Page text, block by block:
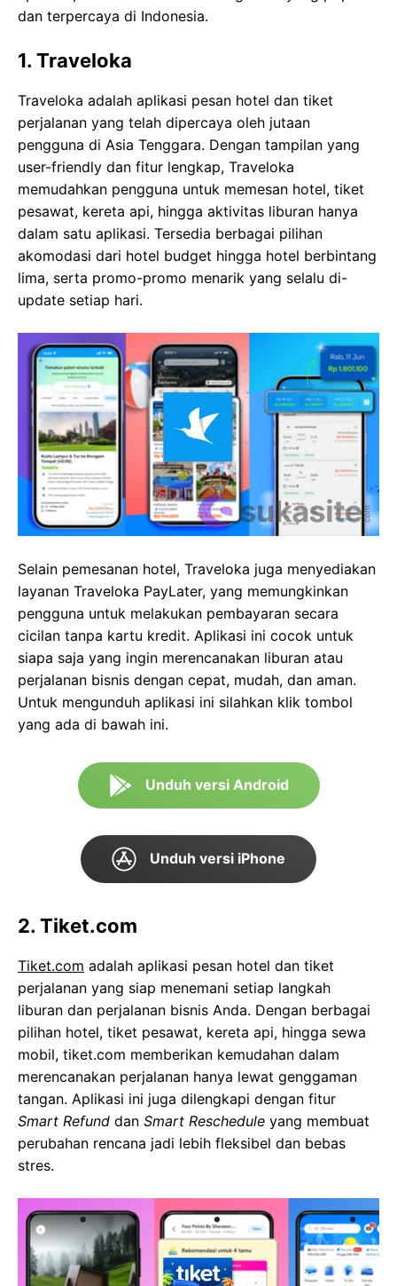
dan terpercaya di Indonesia.
1. Traveloka
Traveloka adalah aplikasi pesan hotel dan tiket
perjalanan yang telah dipercaya oleh jutaan
pengguna di Asia Tenggara. Dengan tampilan yang
user-friendly dan fitur lengkap, Traveloka
memudahkan pengguna untuk memesan hotel, tiket
pesawat, kereta api, hingga aktivitas liburan hanya
dalam satu aplikasi. Tersedia berbagai pilihan
akomodasi dari hotel budget hingga hotel berbintang
lima, serta promo-promo menarik yang selalu di-
update setiap hari.
Selain pemesanan hotel, Traveloka juga menyediakan
layanan Traveloka PayLater, yang memungkinkan
pengguna untuk melakukan pembayaran secara
cicilan tanpa kartu kredit. Aplikasi ini cocok untuk
siapa saja yang ingin merencanakan liburan atau
perjalanan bisnis dengan cepat, mudah, dan aman.
Untuk mengunduh aplikasi ini silahkan klik tombol
yang ada di bawah ini.
Unduh versi Android
Unduh versi iPhone
2. Tiket.com
Tiket.com adalah aplikasi pesan hotel dan tiket
perjalanan yang siap menemani setiap langkah
liburan dan perjalanan bisnis Anda. Dengan berbagai
pilihan hotel, tiket pesawat, kereta api, hingga sewa
mobil, tiket.com memberikan kemudahan dalam
merencanakan perjalanan hanya lewat genggaman
tangan. Aplikasi ini juga dilengkapi dengan fitur
Smart Refund dan Smart Reschedule yang membuat
perubahan rencana jadi lebih fleksibel dan bebas
stres.